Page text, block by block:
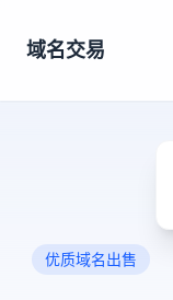
域名交易
优质域名出售